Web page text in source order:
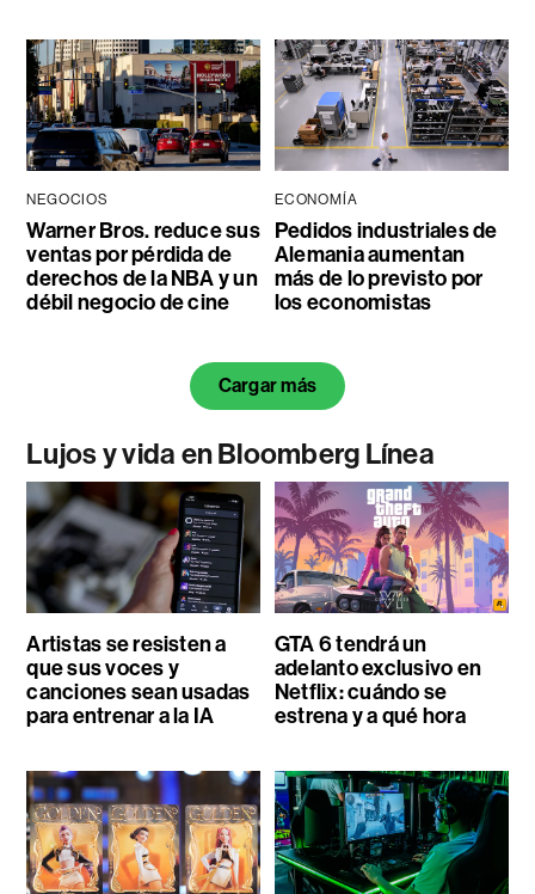
NEGOCIOS
Warner Bros. reduce sus
ventas por pérdida de
derechos de la NBA y un
débil negocio de cine
ECONOMÍA
Pedidos industriales de
Alemania aumentan
más de lo previsto por
los economistas
Cargar más
Lujos y vida en Bloomberg Línea
Artistas se resisten a
que sus voces y
canciones sean usadas
para entrenar a la IA
GTA 6 tendrá un
adelanto exclusivo en
Netflix: cuándo se
estrena y a qué hora